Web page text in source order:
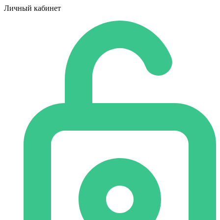
Личный кабинет